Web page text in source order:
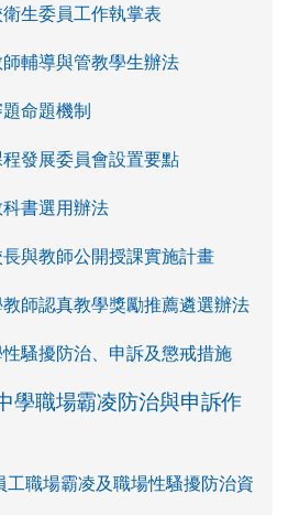
生委員工作執掌表
輔導與管教學生辦法
命題機制
發展委員會設置要點
書選用辦法
與教師公開授課實施計畫
師認真教學獎勵推薦遴選辦法
騷擾防治、申訴及懲戒措施
學職場霸凌防治與申訴作
職場霸凌及職場性騷擾防治資